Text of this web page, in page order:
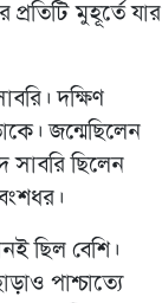
মুহূর্তে যার
দক্ষিণ
জন্মেছিলেন
সাবরি ছিলেন
ছিল বেশি।
পাশ্চাত্যে